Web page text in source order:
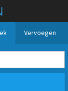
Vervoegen